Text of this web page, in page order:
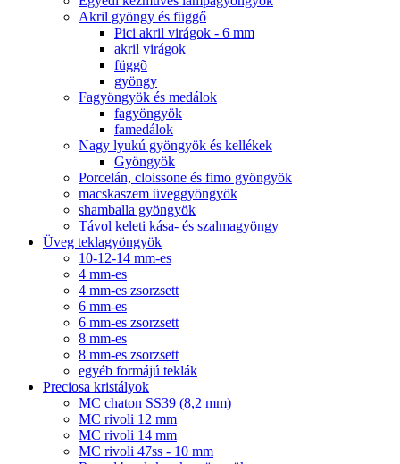
Akril gyöngy és függő
Pici akril virágok - 6 mm
akril virágok
függõ
gyöngy
Fagyöngyök és medálok
fagyöngyök
famedálok
Nagy lyukú gyöngyök és kellékek
Gyöngyök
Porcelán, cloissone és fimo gyöngyök
macskaszem üveggyöngyök
shamballa gyöngyök
Távol keleti kása- és szalmagyöngy
Üveg teklagyöngyök
10-12-14 mm-es
4 mm-es
4 mm-es zsorzsett
6 mm-es
6 mm-es zsorzsett
8 mm-es
8 mm-es zsorzsett
egyéb formájú teklák
Preciosa kristályok
MC chaton SS39 (8,2 mm)
MC rivoli 12 mm
MC rivoli 14 mm
MC rivoli 47ss - 10 mm